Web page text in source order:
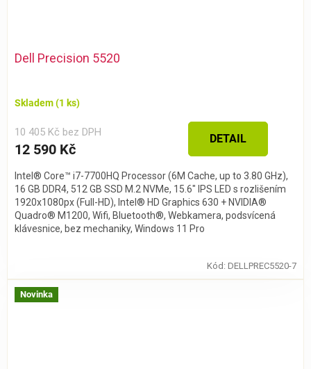
Dell Precision 5520
Skladem(1 ks)
10 405 Kč bez DPH
12 590 Kč
DETAIL
Intel® Core™ i7-7700HQ Processor (6M Cache, up to 3.80 GHz),
16 GB DDR4, 512 GB SSD M.2 NVMe, 15.6" IPS LED s rozlišením
1920x1080px (Full-HD), Intel® HD Graphics 630 + NVIDIA®
Quadro® M1200, Wifi, Bluetooth®, Webkamera, podsvícená
klávesnice, bez mechaniky, Windows 11 Pro
Kód: DELLPREC5520-7
Novinka